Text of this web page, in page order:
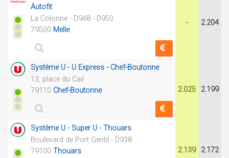
Autofit
La Colonne - D948 - D950
79500 Melle
- 2.204
Système U - U Express - Chef-Boutonne
13, place du Cail
79110 Chef-Boutonne 2.025 2.199
Système U - Super U - Thouars
Boulevard de Port Gentil - D938
79100 Thouars 2.139 2.172